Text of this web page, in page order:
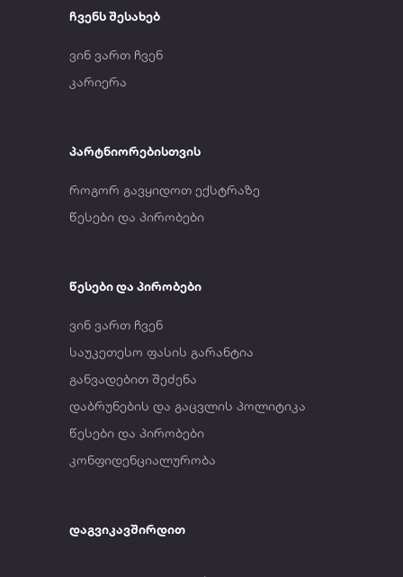
ჩვენს შესახებ
ვინ ვართ ჩვენ
კარიერა
პარტნიორებისთვის
როგორ გავყიდოთ ექსტრაზე
წესები და პირობები
წესები და პირობები
ვინ ვართ ჩვენ
საუკეთესო ფასის გარანტია
განვადებით შეძენა
დაბრუნების და გაცვლის პოლიტიკა
წესები და პირობები
კონფიდენციალურობა
დაგვიკავშირდით